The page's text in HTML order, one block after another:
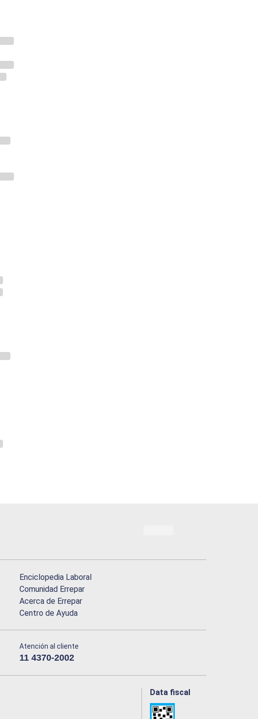
Enciclopedia Laboral
Comunidad Errepar
Acerca de Errepar
Centro de Ayuda
Atención al cliente
11 4370-2002
Data fiscal